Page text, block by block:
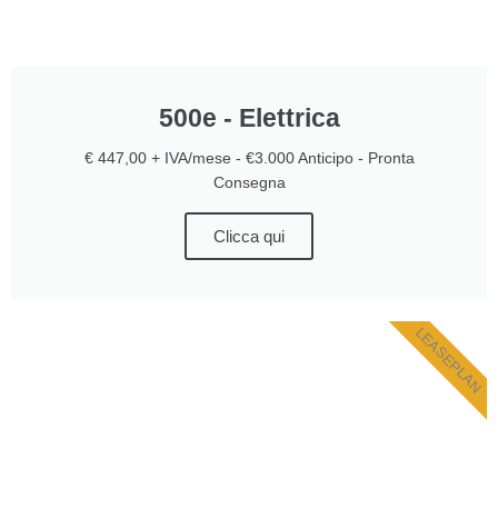
500e - Elettrica
€ 447,00 + IVA/mese - €3.000 Anticipo - Pronta
Consegna
Clicca qui
LEASEPLAN